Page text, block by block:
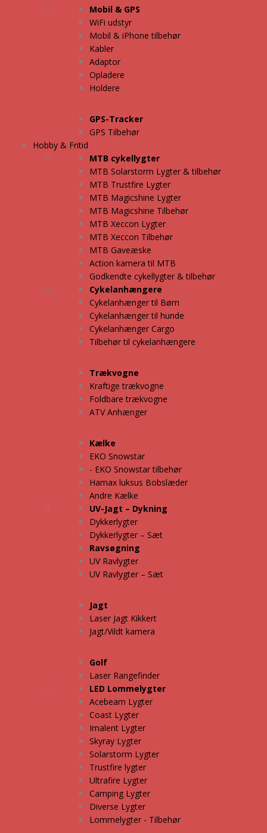
Mobil & GPS
WiFi udstyr
Mobil & iPhone tilbehør
Kabler
Adaptor
Opladere
Holdere
GPS-Tracker
GPS Tilbehør
Hobby & Fritid
MTB cykellygter
MTB Solarstorm Lygter & tilbehør
MTB Trustfire Lygter
MTB Magicshine Lygter
MTB Magicshine Tilbehør
MTB Xeccon Lygter
MTB Xeccon Tilbehør
MTB Gaveæske
Action kamera til MTB
Godkendte cykellygter & tilbehør
Cykelanhængere
Cykelanhænger til Børn
Cykelanhænger til hunde
Cykelanhænger Cargo
Tilbehør til cykelanhængere
Trækvogne
Kraftige trækvogne
Foldbare trækvogne
ATV Anhænger
Kælke
EKO Snowstar
- EKO Snowstar tilbehør
Hamax luksus Bobslæder
Andre Kælke
UV-Jagt – Dykning
Dykkerlygter
Dykkerlygter – Sæt
Ravsøgning
UV Ravlygter
UV Ravlygter – Sæt
Jagt
Laser Jagt Kikkert
Jagt/Vildt kamera
Golf
Laser Rangefinder
LED Lommelygter
Acebeam Lygter
Coast Lygter
Imalent Lygter
Skyray Lygter
Solarstorm Lygter
Trustfire lygter
Ultrafire Lygter
Camping Lygter
Diverse Lygter
Lommelygter - Tilbehør